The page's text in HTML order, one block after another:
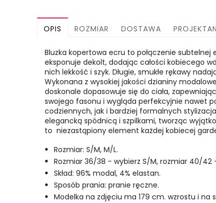
OPIS ROZMIAR DOSTAWA
Bluzka kopertowa ecru to połączenie
eksponuje dekolt, dodając całości kobiecego
nich lekkość i szyk. Długie, smukłe rękawy
Wykonana z wysokiej jakości dzianiny
doskonale dopasowuje się do ciała,
swojego fasonu i wygląda perfekcyjnie nawet
codziennych, jak i bardziej formalnych
elegancką spódnicą i szpilkami, tworząc
to niezastąpiony element każdej kobiecej
Rozmiar: S/M, M/L.
Rozmiar 36/38 - wybierz S/M, rozmiar 40/42
Skład: 96% modal, 4% elastan.
Sposób prania: pranie ręczne.
Modelka na zdjęciu ma 179 cm. wzrostu i na